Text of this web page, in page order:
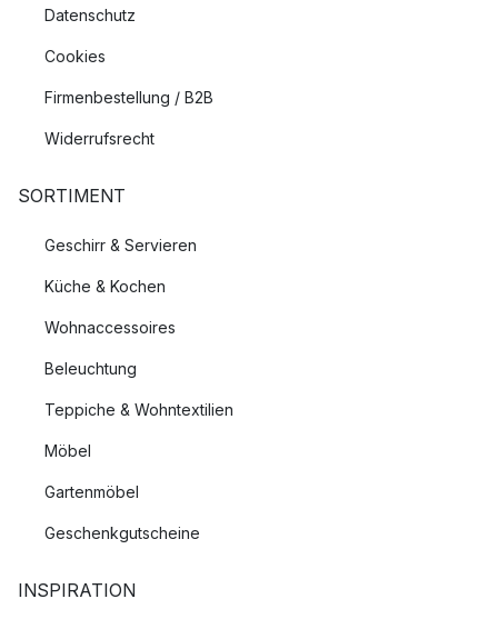
Datenschutz
Cookies
Firmenbestellung / B2B
Widerrufsrecht
SORTIMENT
Geschirr & Servieren
Küche & Kochen
Wohnaccessoires
Beleuchtung
Teppiche & Wohntextilien
Möbel
Gartenmöbel
Geschenkgutscheine
INSPIRATION